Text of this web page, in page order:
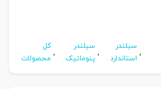
, سیلندر
استاندارد
, سیلندر
پنوماتیک
,کل
محصولات